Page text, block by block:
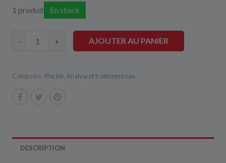
1 produit En stock
- + AJOUTER AU PANIER
Catégories : Piscine,Analyse et traitement eau
DESCRIPTION